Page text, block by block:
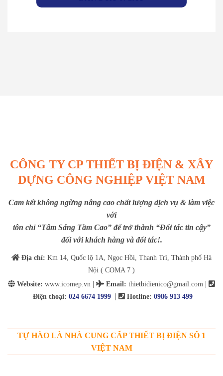
CÔNG TY CP THIẾT BỊ ĐIỆN & XÂY
DỰNG CÔNG NGHIỆP VIỆT NAM
Cam kết không ngừng nâng cao chất lượng dịch vụ & làm việc
với
tôn chỉ “Tâm Sáng Tầm Cao” để trở thành “Đối tác tin cậy”
đối với khách hàng và đối tác!.
Địa chỉ: Km 14, Quốc lộ 1A, Ngọc Hồi, Thanh Trì, Thành phố Hà
Nội ( COMA 7 )
Website: www.icomep.vn | Email: thietbidienico@gmail.com |
Điện thoại: 024 6674 1999 | Hotline: 0986 913 499
TỰ HÀO LÀ NHÀ CUNG CẤP THIẾT BỊ ĐIỆN SỐ 1
VIỆT NAM